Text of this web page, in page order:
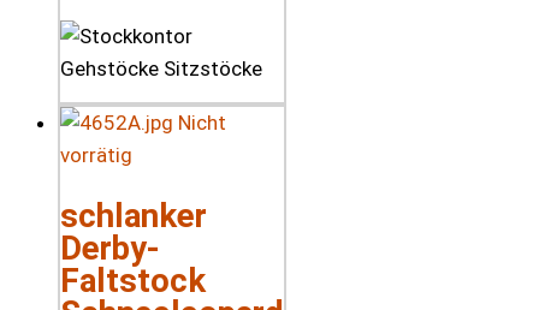
Nicht
vorrätig
schlanker
Derby-
Faltstock